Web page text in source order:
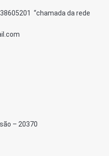
“chamada da rede
– 20370